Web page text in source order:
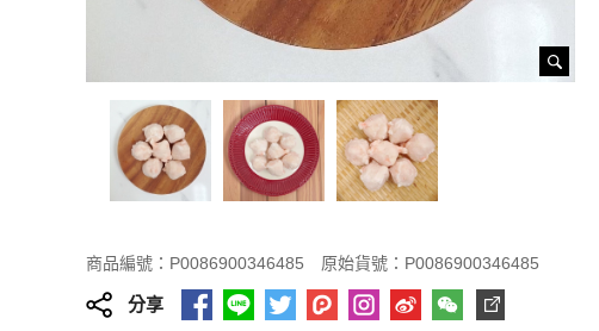
商品編號：P0086900346485 原始貨號：P0086900346485
分享